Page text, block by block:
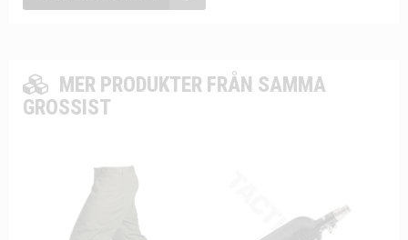
MER PRODUKTER FRÅN SAMMA
GROSSIST